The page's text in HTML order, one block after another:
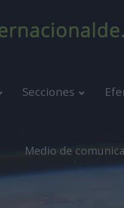
Secciones
Medio de